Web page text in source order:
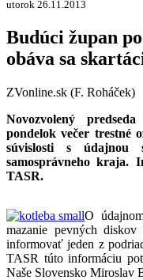
utorok 26.11.2013
Budúci župan
obáva sa
ZVonline.sk (F. Roháček)
Novozvolený
pondelok večer trestné
súvislosti s údajnou
samosprávneho kraja.
TASR.
O
mazanie pevných
informovať jeden z
TASR túto informáciu
Naše Slovensko Miroslav